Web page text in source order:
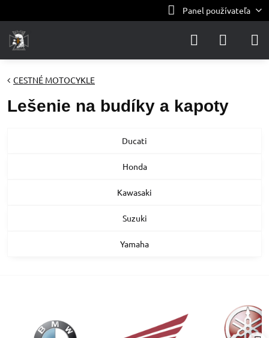
Panel používateľa
CESTNÉ MOTOCYKLE
Lešenie na budíky a kapoty
Ducati
Honda
Kawasaki
Suzuki
Yamaha